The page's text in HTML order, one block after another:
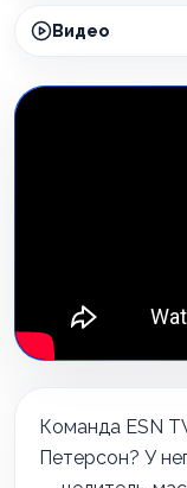
Видео
Команда ESN
Петерсон? У